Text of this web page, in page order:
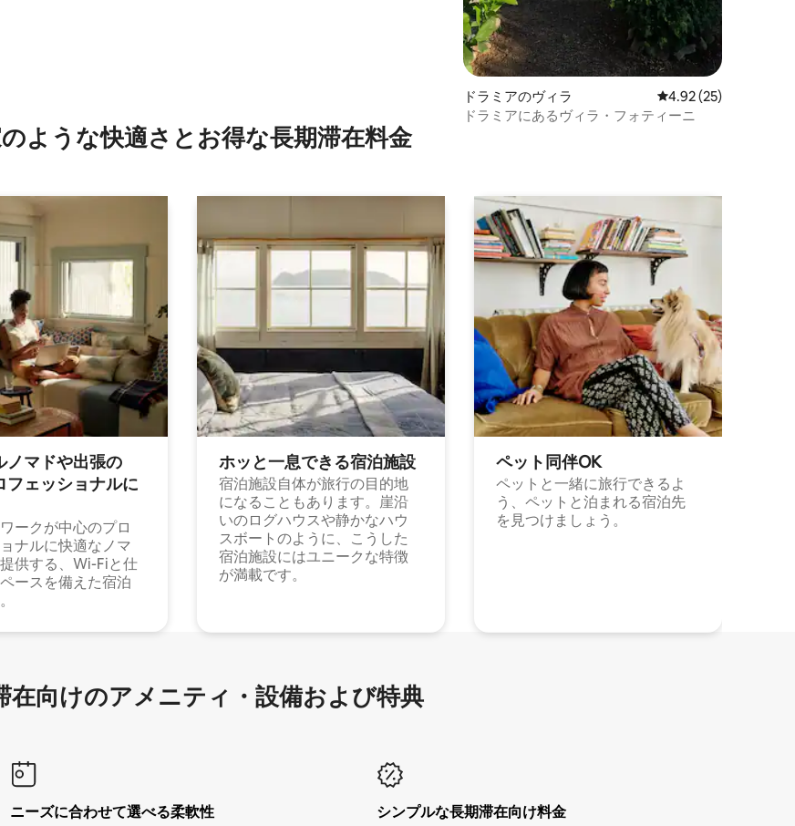
ドラミアのヴィラ レビュー25件、5つ
4.92 (25)
ドラミアにあるヴィラ・フォティーニ
ような快⁠適⁠さ⁠とお⁠得⁠な長⁠期⁠滞⁠在料⁠金
ノマドや出⁠張⁠の
フ⁠ェ⁠ッ⁠シ⁠ョ⁠ナ⁠ル⁠に
ークが中心のプロ
ナルに快適なノマ
供する、Wi-Fiと仕
ースを備えた宿泊
ホッと一⁠息⁠で⁠き⁠る宿⁠泊施⁠設
宿泊施設自体が旅行の目的地
になることもあります。崖沿
いのログハウスや静かなハウ
スボートのように、こうした
宿泊施設にはユニークな特徴
が満載です。
ペット同⁠伴OK
ペットと一緒に旅行できるよ
う、ペットと泊まれる宿泊先
を見つけましょう。
在向け⁠のア⁠メ⁠ニ⁠テ⁠ィ⁠・設⁠備⁠および特⁠典
ニーズに合わせて選べる柔軟性
シンプルな長期滞在向け料金